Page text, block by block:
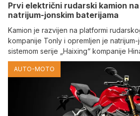
Prvi električni rudarski kamion
natrijum-jonskim baterijama
Kamion je razvijen na platformi
kompanije Tonly i opremljen je natrijum-
sistemom serije „Haixing“ kompanije
AUTO-MOTO